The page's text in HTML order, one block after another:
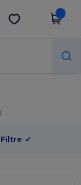
Obtenir l'appli
Filtre ✓